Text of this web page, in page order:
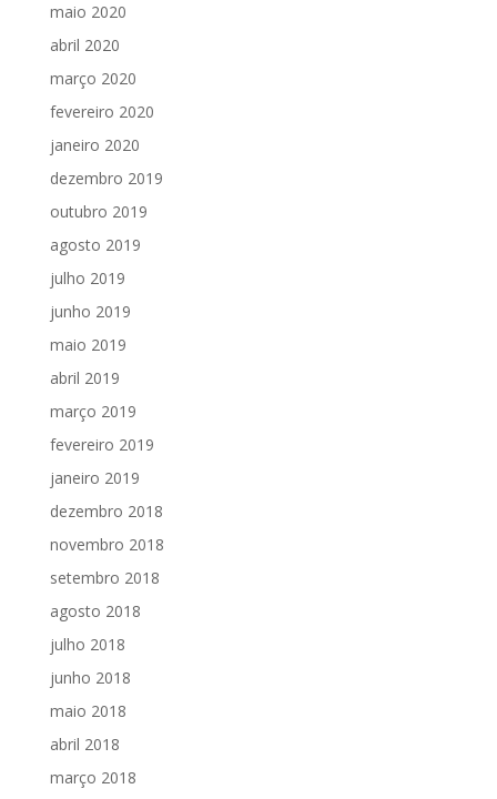
maio 2020
abril 2020
março 2020
fevereiro 2020
janeiro 2020
dezembro 2019
outubro 2019
agosto 2019
julho 2019
junho 2019
maio 2019
abril 2019
março 2019
fevereiro 2019
janeiro 2019
dezembro 2018
novembro 2018
setembro 2018
agosto 2018
julho 2018
junho 2018
maio 2018
abril 2018
março 2018